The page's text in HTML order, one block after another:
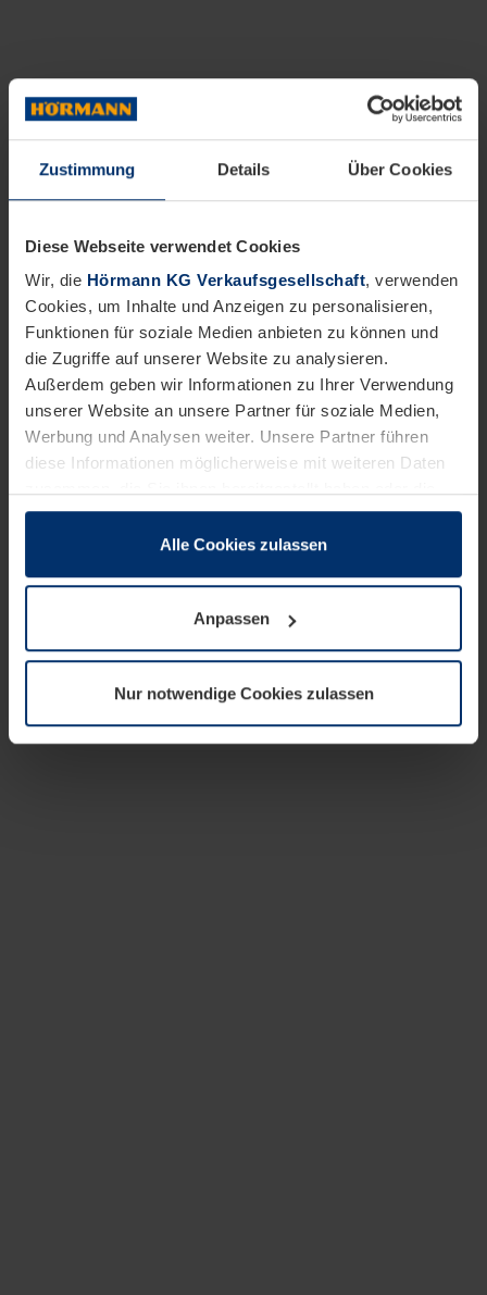
Zustimmung Details Über Cookies
Diese Webseite verwendet Cookies
Wir, die Hörmann KG Verkaufsgesellschaft, verwenden
Cookies, um Inhalte und Anzeigen zu personalisieren,
Funktionen für soziale Medien anbieten zu können und
die Zugriffe auf unserer Website zu analysieren.
Außerdem geben wir Informationen zu Ihrer Verwendung
unserer Website an unsere Partner für soziale Medien,
Werbung und Analysen weiter. Unsere Partner führen
diese Informationen möglicherweise mit weiteren Daten
sie im Rahmen Ihrer Nutzung der Dienste gesammelt
wenn diese für den Betrieb dieser Seite unbedingt
notwendig sind. Für alle anderen Cookie-Typen benötigen
wir Ihre Erlaubnis. Ihre Einwilligung können Sie jederzeit
Datenschutzerklärungunserer Website ändern oder
widerrufen.
Alle Cookies zulassen
Anpassen
Nur notwendige Cookies zulassen